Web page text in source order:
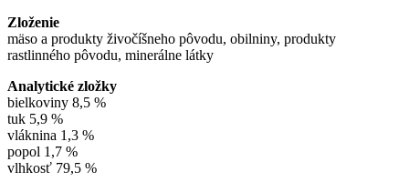
Zloženie
mäso a produkty živočíšneho pôvodu, obilniny, produkty
rastlinného pôvodu, minerálne látky
Analytické zložky
bielkoviny 8,5 %
tuk 5,9 %
vláknina 1,3 %
popol 1,7 %
vlhkosť 79,5 %